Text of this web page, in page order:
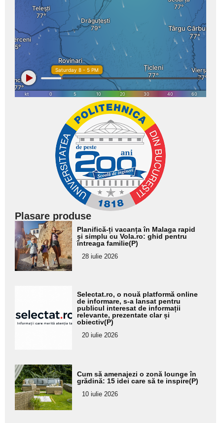
Plasare produse
Adaugă
aici textul
pentru
subtitlu
Planifică-ți vacanța în Malaga rapid
și simplu cu Vola.ro: ghid pentru
întreaga familie(P)
28 iulie 2026
pentru
subtitlu
Selectat.ro, o nouă platformă online
de informare, s-a lansat pentru
publicul interesat de informații
relevante, prezentate clar și
obiectiv(P)
20 iulie 2026
Adaugă
aici textul
pentru
subtitlu
Cum să amenajezi o zonă lounge în
grădină: 15 idei care să te inspire(P)
10 iulie 2026